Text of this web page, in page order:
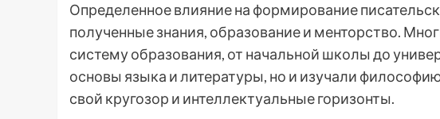
Определенное влияние на формирование
полученные знания, образование и менторство.
систему образования, от начальной школы до
основы языка и литературы, но и изучали
свой кругозор и интеллектуальные горизонты.